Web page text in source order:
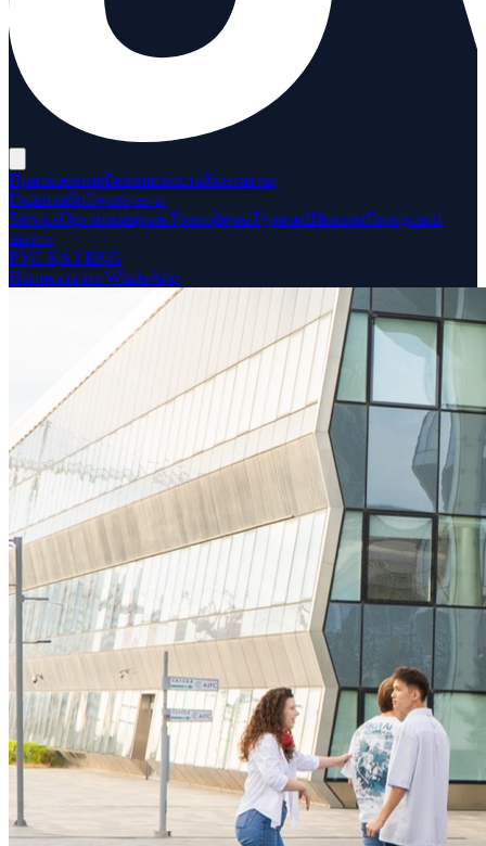
ПриложениеБезопасностьКонтакты
ГлавнаяSoftware-as-a-
ServiceОрганизациямТрансферыТуризмШколамГородской
шаттл
РУС ҚАЗ ENG
Написать на WhatsApp